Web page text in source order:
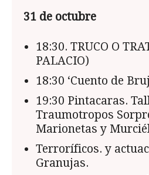
31 de octubre
18:30. TRUCO O
PALACIO)
18:30 ‘Cuento de
19:30 Pintacaras.
Traumotropos
Marionetas y
Terroríficos. y
Granujas.